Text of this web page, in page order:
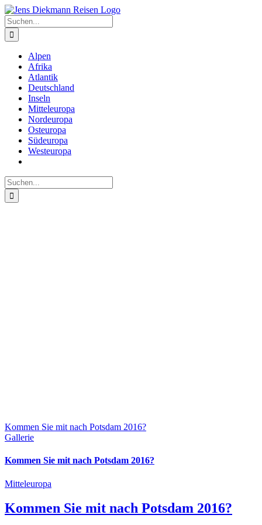
Zum
Inhalt
springen
Suche
nach:
Alpen
Afrika
Atlantik
Deutschland
Inseln
Mitteleuropa
Nordeuropa
Osteuropa
Südeuropa
Westeuropa
Suche
nach:
Kommen Sie mit nach Potsdam 2016?
Gallerie
Kommen Sie mit nach Potsdam 2016?
Mitteleuropa
Kommen Sie mit nach Potsdam 2016?